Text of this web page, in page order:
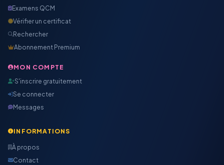
Examens QCM
Vérifier un certificat
Rechercher
Abonnement Premium
MON COMPTE
S'inscrire gratuitement
Se connecter
Messages
INFORMATIONS
À propos
Contact